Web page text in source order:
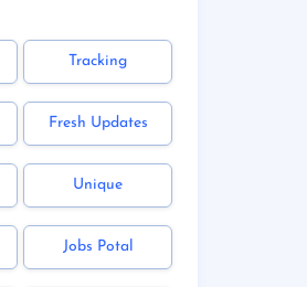
Tracking
Fresh Updates
Unique
Jobs Potal